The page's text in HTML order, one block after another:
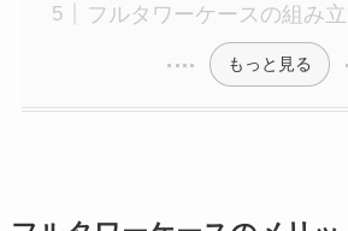
フルタワーケースの組み
もっと見る